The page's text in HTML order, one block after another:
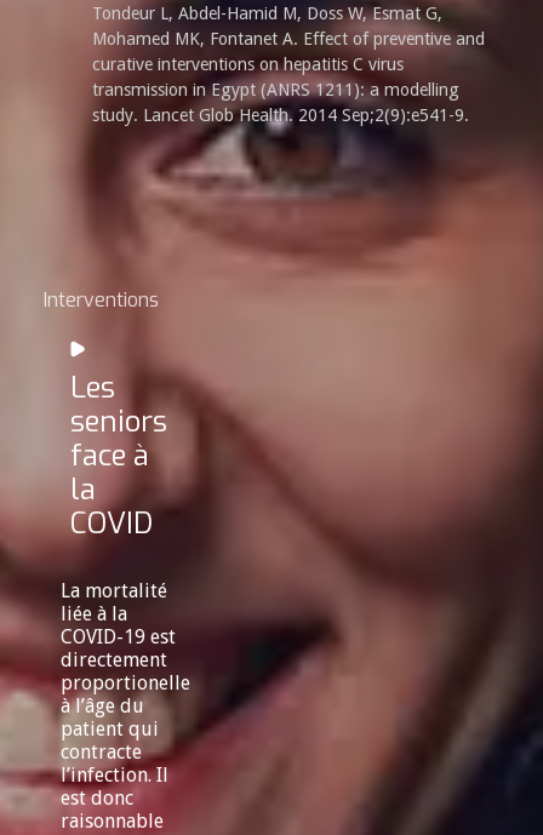
Tondeur L, Abdel-Hamid M, Doss W, Esmat G,
Mohamed MK, Fontanet A. Effect of preventive and
curative interventions on hepatitis C virus
transmission in Egypt (ANRS 1211): a modelling
study. Lancet Glob Health. 2014 Sep;2(9):e541-9.
Interventions
Les
seniors
face à
la
COVID
La mortalité
liée à la
COVID-19 est
directement
proportionelle
à l’âge du
patient qui
contracte
l’infection. Il
est donc
raisonnable